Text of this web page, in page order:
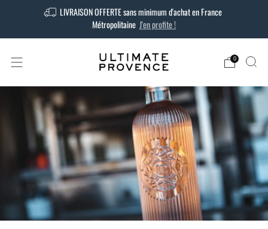
LIVRAISON OFFERTE sans minimum d'achat en France
Métropolitaine J'en profite !
0